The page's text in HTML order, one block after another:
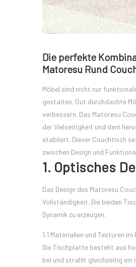
Die perfekte
Matoresu Rund
Möbel sind nicht nur
gestalten. Gut durchdachte
verbessern. Das Matoresu
der Vielseitigkeit und dem
etabliert. Dieser Couchtisch
zwischen Design und
1. Optisches
Das Design des Matoresu
Vollständigkeit. Die beiden
Dynamik zu erzeugen.
1.1 Materialien und Texturen im
Die Tischplatte besteht aus
bei und strahlt gleichzeitig ein